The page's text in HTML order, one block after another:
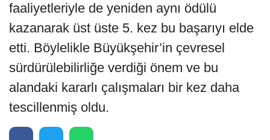
faaliyetleriyle de yeniden aynı ödülü
kazanarak üst üste 5. kez bu başarıyı elde
etti. Böylelikle Büyükşehir’in çevresel
sürdürülebilirliğe verdiği önem ve bu
alandaki kararlı çalışmaları bir kez daha
tescillenmiş oldu.